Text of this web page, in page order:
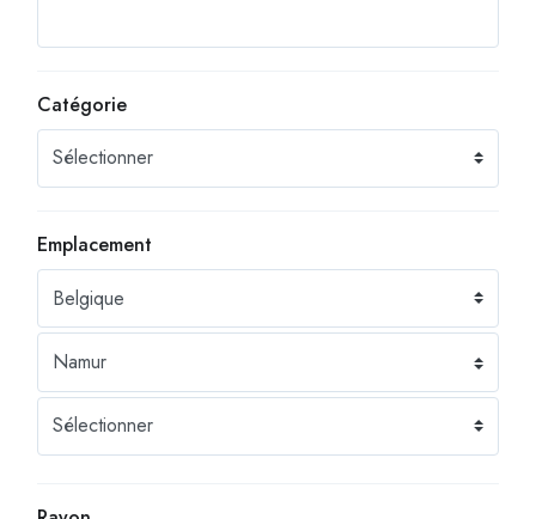
Catégorie
Emplacement